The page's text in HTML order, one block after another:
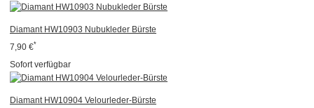
Diamant HW10903 Nubukleder Bürste
7,90 €*
Sofort verfügbar
Diamant HW10904 Velourleder-Bürste